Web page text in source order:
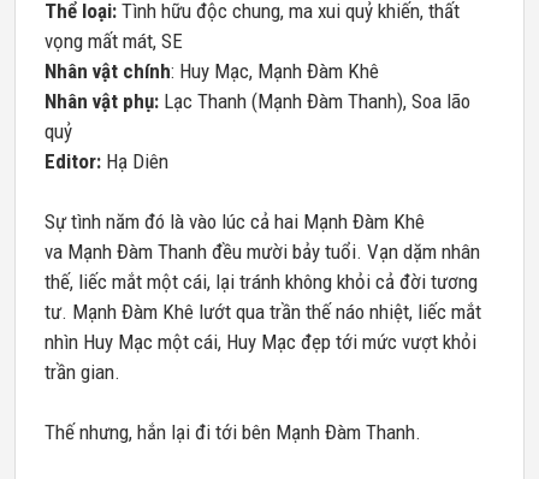
Thể loại: Tình hữu độc chung, ma xui quỷ khiến, thất
vọng mất mát, SE
Nhân vật chính: Huy Mạc, Mạnh Đàm Khê
Nhân vật phụ: Lạc Thanh (Mạnh Đàm Thanh), Soa lão
quỷ
Editor: Hạ Diên
Sự tình năm đó là vào lúc cả hai Mạnh Đàm Khê
va Mạnh Đàm Thanh đều mười bảy tuổi. Vạn dặm nhân
thế, liếc mắt một cái, lại tránh không khỏi cả đời tương
tư. Mạnh Đàm Khê lướt qua trần thế náo nhiệt, liếc mắt
nhìn Huy Mạc một cái, Huy Mạc đẹp tới mức vượt khỏi
trần gian.
Thế nhưng, hắn lại đi tới bên Mạnh Đàm Thanh.